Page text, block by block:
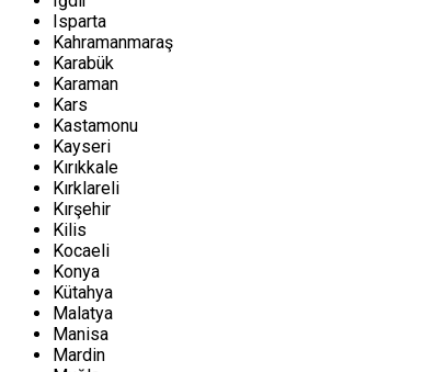
Isparta
Kahramanmaraş
Karabük
Karaman
Kars
Kastamonu
Kayseri
Kırıkkale
Kırklareli
Kırşehir
Kilis
Kocaeli
Konya
Kütahya
Malatya
Manisa
Mardin